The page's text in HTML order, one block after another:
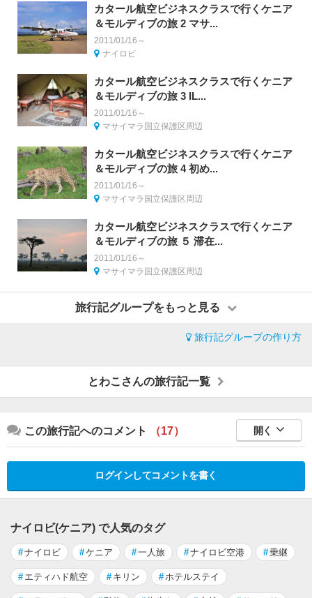
カタール航空ビジネスクラスで行くケニア
＆モルディブの旅 2 マサ...
2011/01/16～
ナイロビ
カタール航空ビジネスクラスで行くケニア
＆モルディブの旅 3 IL...
2011/01/16～
マサイマラ国立保護区周辺
カタール航空ビジネスクラスで行くケニア
＆モルディブの旅 4 初め...
2011/01/16～
マサイマラ国立保護区周辺
カタール航空ビジネスクラスで行くケニア
＆モルディブの旅 ５ 滞在...
2011/01/16～
マサイマラ国立保護区周辺
旅行記グループをもっと見る
旅行記グループの作り方
とわこさんの旅行記一覧
この旅行記へのコメント （17） 開く
ログインしてコメントを書く
ナイロビ(ケニア) で人気のタグ
#ナイロビ #ケニア #一人旅 #ナイロビ空港 #乗継
# エティハド航空 # キリン # ホテルステイ